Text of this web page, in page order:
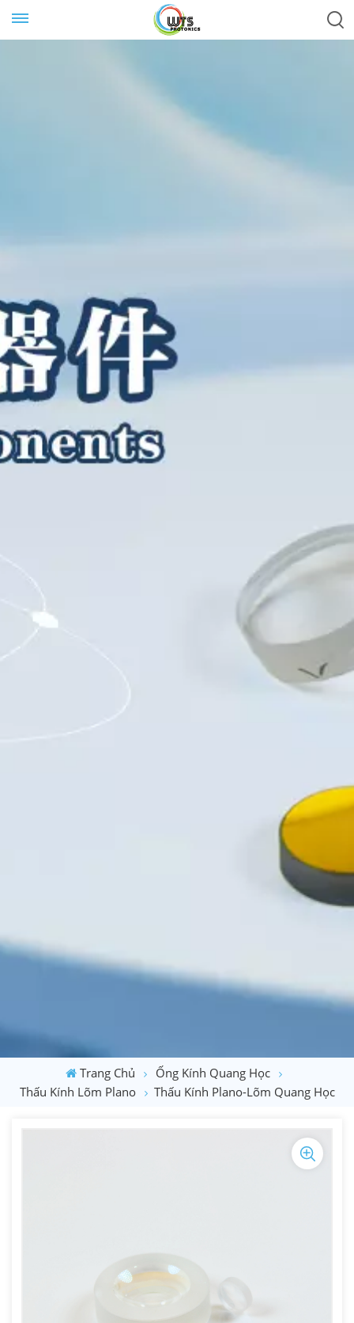
Trang Chủ
Ống Kính Quang Học
Thấu Kính Lõm Plano
Thấu Kính Plano-Lõm Quang Học